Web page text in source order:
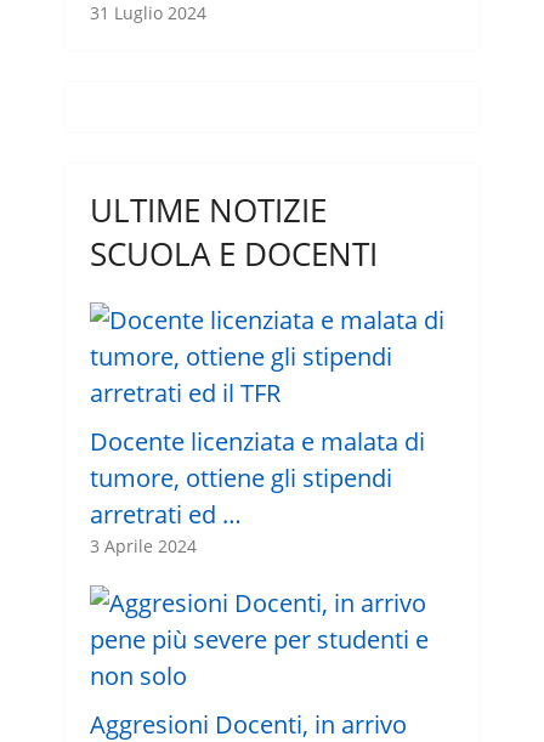
31 Luglio 2024
ULTIME NOTIZIE
SCUOLA E DOCENTI
Docente licenziata e malata di
tumore, ottiene gli stipendi
arretrati ed …
3 Aprile 2024
Aggresioni Docenti, in arrivo